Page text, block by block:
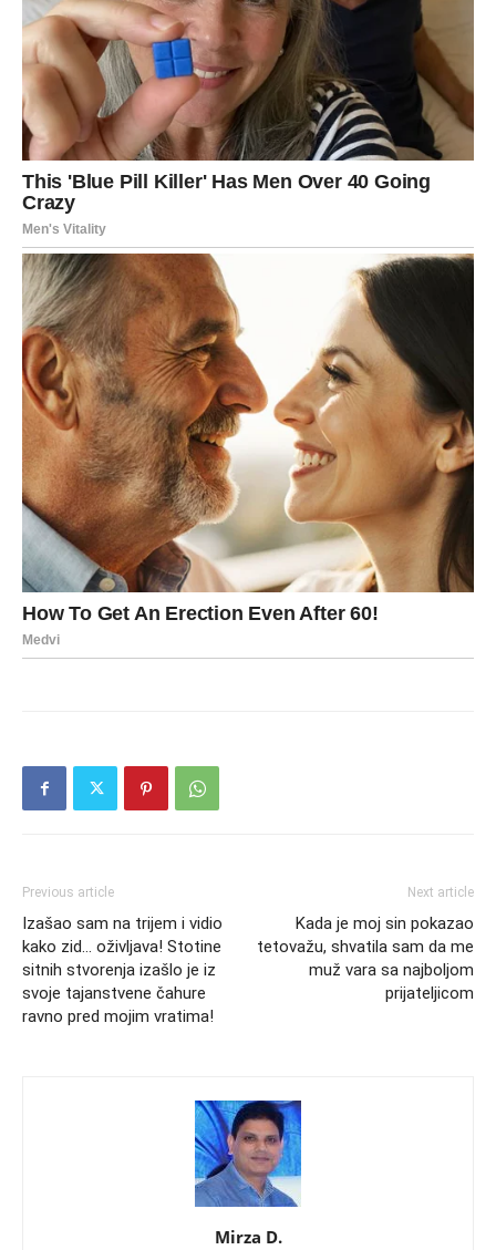
Previous article
Izašao sam na trijem i vidio
kako zid… oživljava! Stotine
sitnih stvorenja izašlo je iz
svoje tajanstvene čahure
ravno pred mojim vratima!
Next article
Kada je moj sin pokazao
tetovažu, shvatila sam da me
muž vara sa najboljom
prijateljicom
Mirza D.